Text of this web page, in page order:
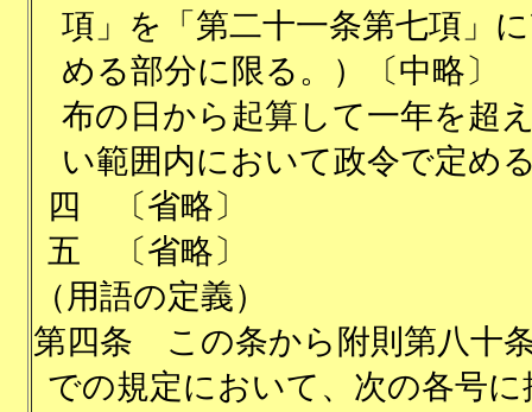
項」を「第二十一条第七項」
める部分に限る。）〔中略〕
布の日から起算して一年を超
い範囲内において政令で定め
四
〔省略〕
五
〔省略〕
（用語の定義）
第四条
この条から附則第八十
での規定において、次の各号に